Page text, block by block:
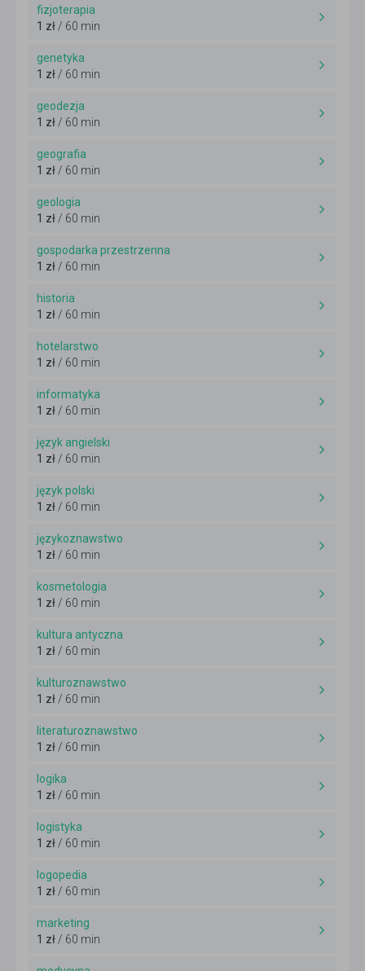
fizjoterapia
1 zł/ 60 min
genetyka
1 zł/ 60 min
geodezja
1 zł/ 60 min
geografia
1 zł/ 60 min
geologia
1 zł/ 60 min
gospodarka przestrzenna
1 zł/ 60 min
historia
1 zł/ 60 min
hotelarstwo
1 zł/ 60 min
informatyka
1 zł/ 60 min
język angielski
1 zł/ 60 min
język polski
1 zł/ 60 min
językoznawstwo
1 zł/ 60 min
kosmetologia
1 zł/ 60 min
kultura antyczna
1 zł/ 60 min
kulturoznawstwo
1 zł/ 60 min
literaturoznawstwo
1 zł/ 60 min
logika
1 zł/ 60 min
logistyka
1 zł/ 60 min
logopedia
1 zł/ 60 min
marketing
1 zł/ 60 min